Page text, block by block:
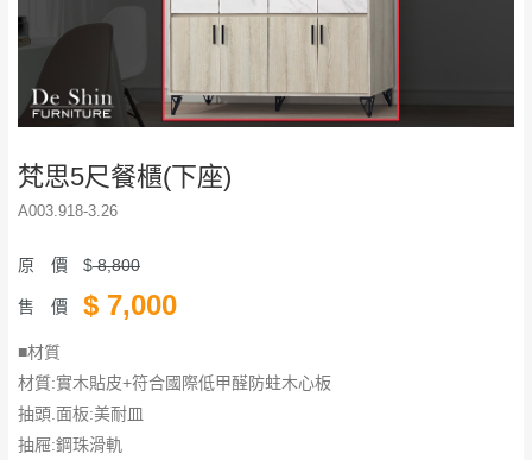
梵思5尺餐櫃(下座)
A003.918-3.26
原 價 $8,800
售 價 $ 7,000
■材質
材質:實木貼皮+符合國際低甲醛防蛀木心板
抽頭.面板:美耐皿
抽屜:鋼珠滑軌